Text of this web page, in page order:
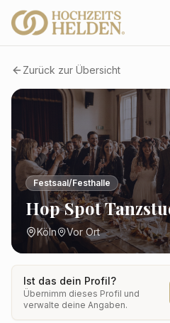
Zurück zur Übersicht
Festsaal/Festhalle
Hop Spot
Köln Vor Ort
Ist das dein Profil?
Übernimm dieses Profil und
verwalte deine Angaben.